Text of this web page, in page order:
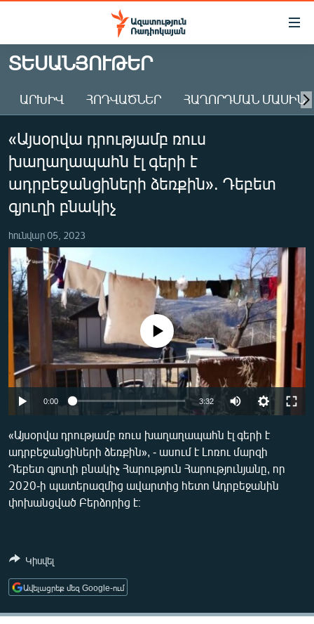
Մատչելիության
Անցնել
հիմնական
Անցնել
հիմնական
մենյուին
Որոնում
ԱԶԱՏՈՒԹՅՈՒՆ TV
ՀԱՅԱՍՏԱՆ
ԸՆՏՐՈՒԹՅՈՒՆՆԵՐ 2026
ԻՐԱՎՈՒՆՔ
ՀԱՍԱՐԱԿՈՒԹՅՈՒՆ
ՂԱՐԱԲԱՂ
ՊԱՏԵՐԱԶՄԻ 6 ՇԱԲԱԹՆԵՐԸ
ՏԱՐԱԾԱՇՐՋԱՆ
ՄԻՋԱԶԳԱՅԻՆ
ՄՇԱԿՈՒՅԹ
ՍՊՈՐՏ
ՄԵԿՆԱԲԱՆՈՒԹՅՈՒՆ
ՏՏ ԵՒ ԻՆՏԵՐՆԵՏ
ԿՈՐՈՆԱՎԻՐՈՒՍ
ԱՐԽԻՎ
ՏԵՍԱՆՅՈՒԹԵՐ
ՁԳՏԵԼՈՎ ԼԱՎԱԳՈՒՅՆԻՆ
ՓՈԴՔԱՍԹ
Հայերեն
ՏԵՍԱՆՅՈՒԹԵՐ
ԱՐԽԻՎ ՀՈԴՎԱԾՆԵՐ ՀԱՂՈՐԴՄԱՆ ՄԱՍԻՆ
«Այսօրվա դրությամբ ռուս
խաղաղապահն էլ գերի է
ադրբեջանցիների ձեռքին». Դեբետ
գյուղի բնակիչ
հունվար 05, 2023
Auto 240p 360p 480p
No media source currently available
0:00 3:32
360p
480p
«Այսօրվա դրությամբ ռուս խաղաղապահն էլ գերի է
ադրբեջանցիների ձեռքին», - ասում է Լոռու մարզի
Դեբետ գյուղի բնակիչ Հարություն Հարությունյանը, որ
2020-ի պատերազմից ավարտից հետո Ադրբեջանին
փոխանցված Բերձորից է։
Կիսվել
Ավելացրեք մեզ Google-ում